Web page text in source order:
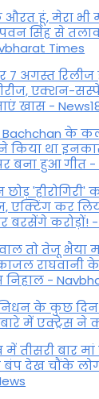
हूं, मेरा भी
पवन सिंह से
Times
7 अगस्त रिलीज
एक्शन-
खास -
Bachchan के
किया था
बना हुआ गीत -
छोड़
कर
करोड़ों! -
तो तेजू भैया
राघवानी
-
के कुछ दिन
में एक्ट्रेस ने
में तीसरी बार
बंप देख चौंके